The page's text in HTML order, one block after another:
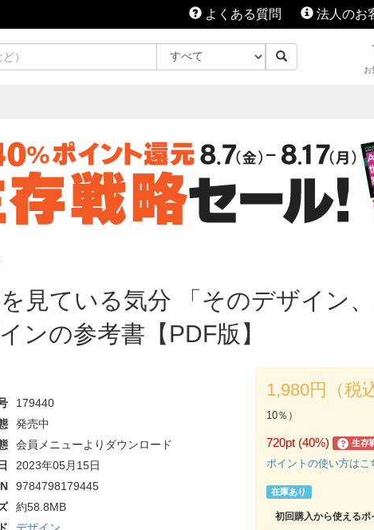
よくある質問 法人のお
お
見ている気分 「そのデザイン
ンの参考書【PDF版】
179440
発売中
会員メニューよりダウンロード
2023年05月15日
9784798179445
約58.8MB
1,980円（税
10％）
720pt (40%) ? 生存
ポイントの使い方はこ
在庫あり
初回購入から使える